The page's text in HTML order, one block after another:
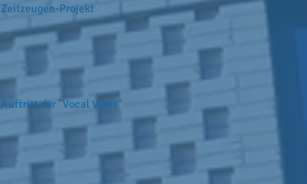
Zeitzeugen-Projekt
Auftritt der "Vocal Vibes"